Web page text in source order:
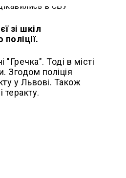
зі шкіл
Тоді в місті
Згодом поліція
у Львові. Також
теракту.